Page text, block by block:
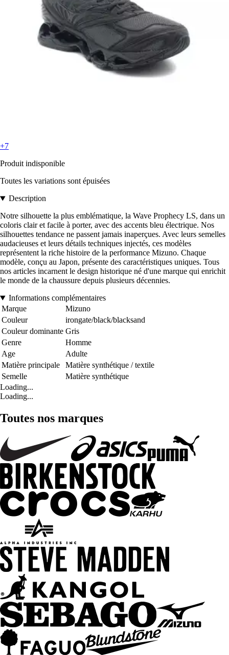
+7
Produit indisponible
Toutes les variations sont épuisées
Description
Notre silhouette la plus emblématique, la Wave Prophecy LS, dans un
coloris clair et facile à porter, avec des accents bleu électrique. Nos
silhouettes tendance ne passent jamais inaperçues. Avec leurs semelles
audacieuses et leurs détails techniques injectés, ces modèles
représentent la riche histoire de la performance Mizuno. Chaque
modèle, conçu au Japon, présente des caractéristiques uniques. Tous
nos articles incarnent le design historique né d'une marque qui enrichit
le monde de la chaussure depuis plusieurs décennies.
Informations complémentaires
Marque
Mizuno
Couleur
irongate/black/blacksand
Couleur dominante Gris
Genre
Homme
Age
Adulte
Matière principale
Matière synthétique / textile
Semelle
Matière synthétique
Loading...
Loading...
Toutes nos marques